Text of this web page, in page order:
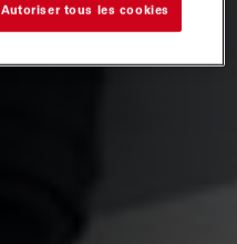
Autoriser tous les cookies